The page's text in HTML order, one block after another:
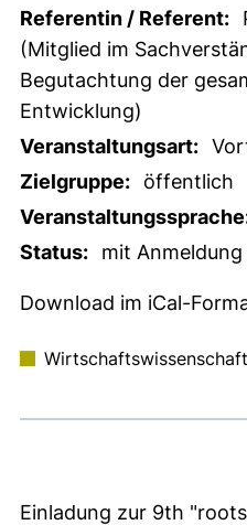
Referentin / Referent:
(Mitglied im
Begutachtung der
Entwicklung)
Veranstaltungsart:
Zielgruppe:
öffentlich
Status:
mit Anmeldung
Download im iCal-
, 1 KB (öffnet neues
Einladung zur 9th